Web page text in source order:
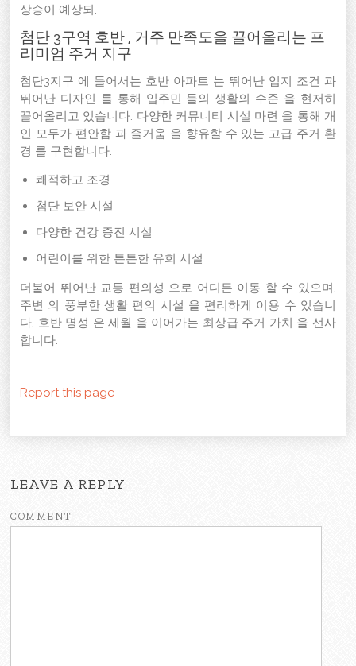
상승이 예상되.
첨단 3구역 호반 , 거주 만족도을 끌어올리는 프
리미엄 주거 지구
첨단3지구 에 들어서는 호반 아파트 는 뛰어난 입지 조건 과
뛰어난 디자인 를 통해 입주민 들의 생활의 수준 을 현저히
끌어올리고 있습니다. 다양한 커뮤니티 시설 마련 을 통해 개
인 모두가 편안함 과 즐거움 을 향유할 수 있는 고급 주거 환
경 를 구현합니다.
쾌적하고 조경
첨단 보안 시설
다양한 건강 증진 시설
어린이를 위한 튼튼한 유희 시설
더불어 뛰어난 교통 편의성 으로 어디든 이동 할 수 있으며,
주변 의 풍부한 생활 편의 시설 을 편리하게 이용 수 있습니
다. 호반 명성 은 세월 을 이어가는 최상급 주거 가치 을 선사
합니다.
Report this page
LEAVE A REPLY
COMMENT